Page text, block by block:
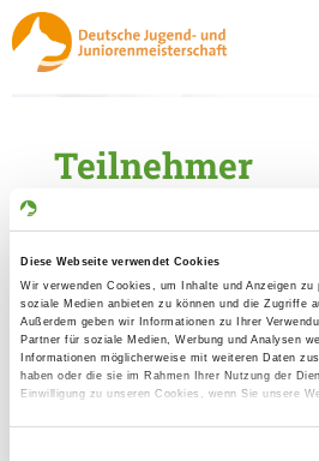
Diese Webseite verwendet Cookies
Wir verwenden Cookies, um Inhalte und Anzeigen
soziale Medien anbieten zu können und die Zugriffe
Außerdem geben wir Informationen zu Ihrer
Partner für soziale Medien, Werbung und Analysen
Informationen möglicherweise mit weiteren Daten
haben oder die sie im Rahmen Ihrer Nutzung der
Einwilligung zu unseren Cookies, wenn Sie unsere
Teilnehmer
Zuchtschau
mehr dazu...
Prüfung
mehr dazu...